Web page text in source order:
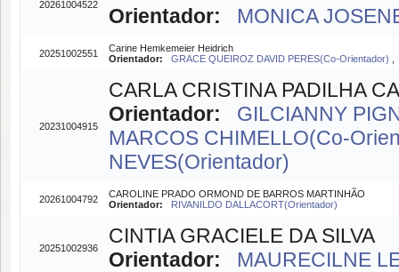
20261004522
Orientador:
MONICA
20251002551
Carine Hemkemeier Heidrich
Orientador:
GRACE QUEIROZ DAVID PERES(Co-Orientador)
20231004915
CARLA CRISTINA PADILHA
Orientador:
GILCIANNY
MARCOS CHIMELLO(Co-
NEVES(Orientador)
20261004792
CAROLINE PRADO ORMOND DE BARROS MARTINHÃO
Orientador:
RIVANILDO DALLACORT(Orientador)
20251002936
CINTIA GRACIELE DA SILVA
Orientador:
MAURECILNE